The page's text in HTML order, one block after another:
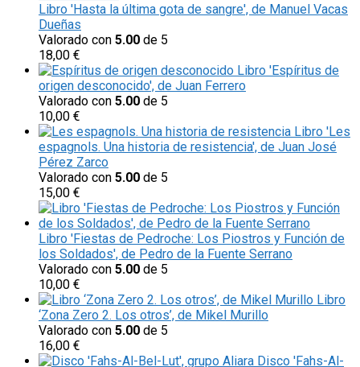
Libro 'Hasta la última gota de sangre', de Manuel Vacas
Dueñas
Valorado con 5.00 de 5
18,00 €
Libro 'Espíritus de
origen desconocido', de Juan Ferrero
Valorado con 5.00 de 5
10,00 €
Libro 'Les
espagnols. Una historia de resistencia', de Juan José
Pérez Zarco
Valorado con 5.00 de 5
15,00 €
Libro 'Fiestas de Pedroche: Los Piostros y Función de
los Soldados', de Pedro de la Fuente Serrano
Valorado con 5.00 de 5
10,00 €
Libro
‘Zona Zero 2. Los otros’, de Mikel Murillo
Valorado con 5.00 de 5
16,00 €
Disco 'Fahs-Al-